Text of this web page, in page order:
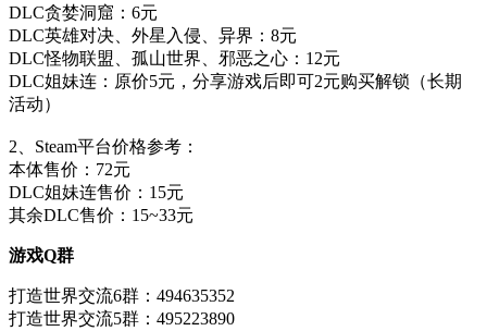
DLC贪婪洞窟：6元
DLC英雄对决、外星入侵、异界：8元
DLC怪物联盟、孤山世界、邪恶之心：12元
DLC姐妹连：原价5元，分享游戏后即可2元购买解锁（长期
活动）
2、Steam平台价格参考：
本体售价：72元
DLC姐妹连售价：15元
其余DLC售价：15~33元
游戏Q群
打造世界交流6群：494635352
打造世界交流5群：495223890